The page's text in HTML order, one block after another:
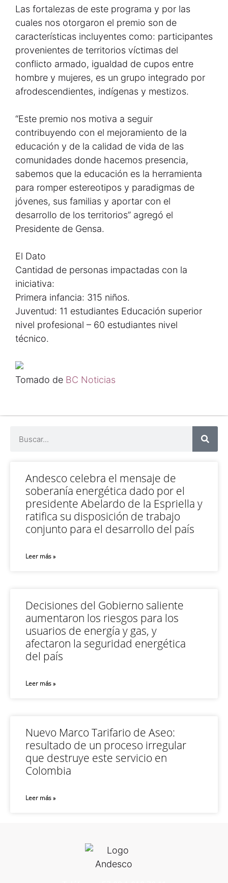
Las fortalezas de este programa y por las
cuales nos otorgaron el premio son de
características incluyentes como: participantes
provenientes de territorios víctimas del
conflicto armado, igualdad de cupos entre
hombre y mujeres, es un grupo integrado por
afrodescendientes, indígenas y mestizos.
“Este premio nos motiva a seguir
contribuyendo con el mejoramiento de la
educación y de la calidad de vida de las
comunidades donde hacemos presencia,
sabemos que la educación es la herramienta
para romper estereotipos y paradigmas de
jóvenes, sus familias y aportar con el
desarrollo de los territorios” agregó el
Presidente de Gensa.
El Dato
Cantidad de personas impactadas con la
iniciativa:
Primera infancia: 315 niños.
Juventud: 11 estudiantes Educación superior
nivel profesional – 60 estudiantes nivel
técnico.
Tomado de BC Noticias
Andesco celebra el mensaje de
soberanía energética dado por el
presidente Abelardo de la Espriella y
ratifica su disposición de trabajo
conjunto para el desarrollo del país
Leer más »
Decisiones del Gobierno saliente
aumentaron los riesgos para los
usuarios de energía y gas, y
afectaron la seguridad energética
del país
Leer más »
Nuevo Marco Tarifario de Aseo:
resultado de un proceso irregular
que destruye este servicio en
Colombia
Leer más »